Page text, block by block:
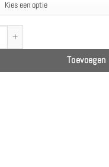
100cm | 200cm | 300cm –